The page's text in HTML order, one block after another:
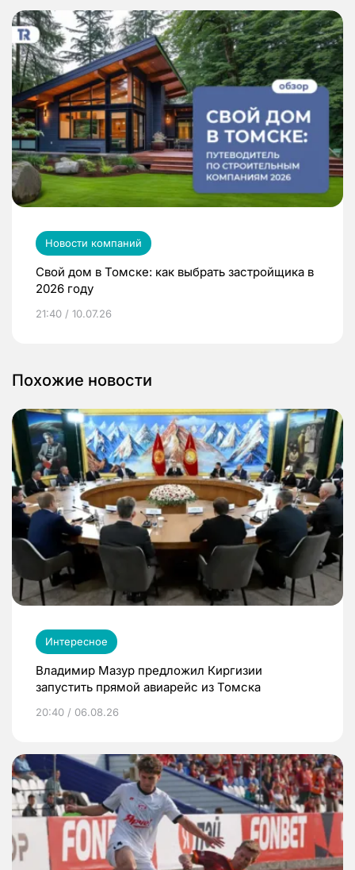
Новости компаний
Свой дом в Томске: как выбрать застройщика в
2026 году
21:40 / 10.07.26
Похожие новости
Интересное
Владимир Мазур предложил Киргизии
запустить прямой авиарейс из Томска
20:40 / 06.08.26